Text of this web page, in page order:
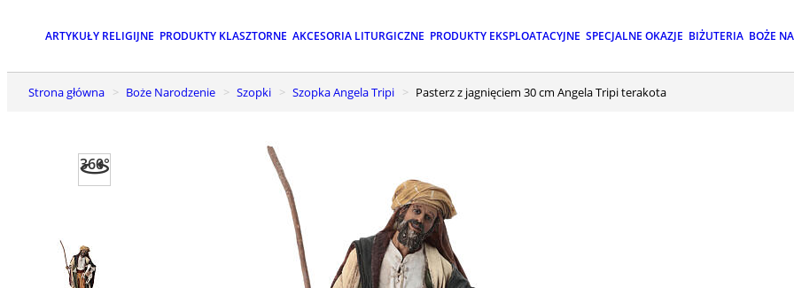
ARTYKUŁY RELIGIJNE PRODUKTY KLASZTORNE AKCESORIA LITURGICZNE PRODUKTY EKSPLOATACYJNE SPECJALNE OKAZJE BIŻUTERIA BOŻE
Strona główna Boże Narodzenie Szopki Szopka Angela Tripi Pasterz z jagnięciem 30 cm Angela Tripi terakota
360°